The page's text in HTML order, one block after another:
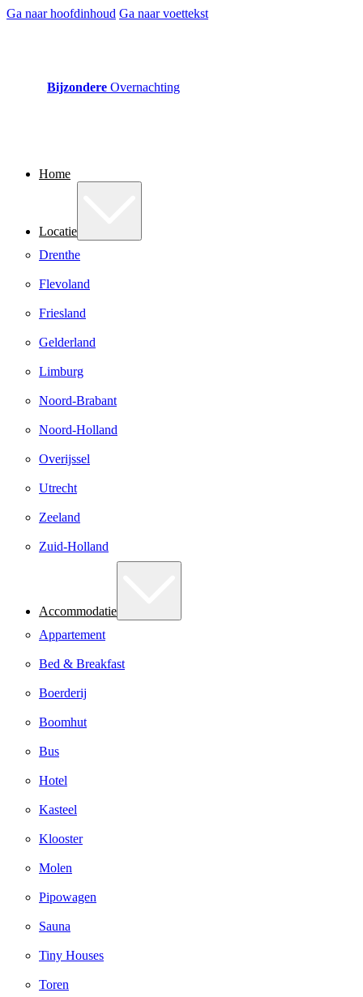
Ga naar hoofdinhoud Ga naar voettekst
Bijzondere Overnachting
Home
Locatie
Drenthe
Flevoland
Friesland
Gelderland
Limburg
Noord-Brabant
Noord-Holland
Overijssel
Utrecht
Zeeland
Zuid-Holland
Accommodatie
Appartement
Bed & Breakfast
Boerderij
Boomhut
Bus
Hotel
Kasteel
Klooster
Molen
Pipowagen
Sauna
Tiny Houses
Toren